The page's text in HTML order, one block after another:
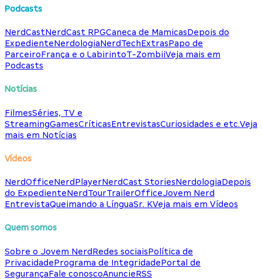
Podcasts
NerdCastNerdCast RPGCaneca de MamicasDepois do
ExpedienteNerdologiaNerdTechExtrasPapo de
ParceiroFrança e o LabirintoT-ZombiiVeja mais em
Podcasts
Notícias
FilmesSéries, TV e
StreamingGamesCríticasEntrevistasCuriosidades e etc.Veja
mais em Notícias
Vídeos
NerdOfficeNerdPlayerNerdCast StoriesNerdologiaDepois
do ExpedienteNerdTourTrailerOfficeJovem Nerd
EntrevistaQueimando a LínguaSr. KVeja mais em Vídeos
Quem somos
Sobre o Jovem NerdRedes sociaisPolítica de
PrivacidadePrograma de IntegridadePortal de
SegurançaFale conoscoAnuncieRSS